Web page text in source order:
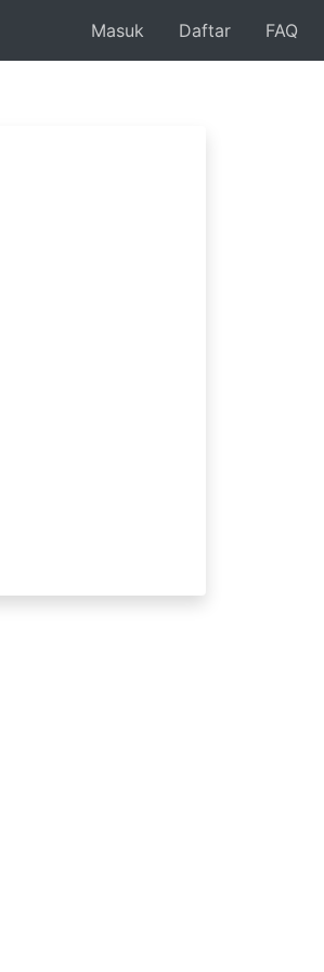
Masuk Daftar FAQ